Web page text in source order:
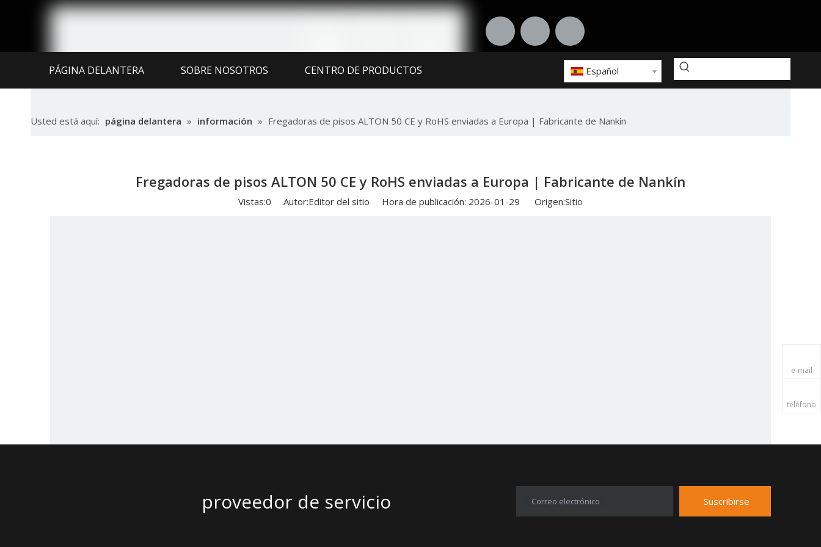
PÁGINA DELANTERA SOBRE NOSOTROS CENTRO DE PRODUCTOS Español
Usted está aquí: página delantera » información » Fregadoras de pisos ALTON 50 CE y RoHS enviadas a Europa | Fabricante de Nankín
Fregadoras de pisos ALTON 50 CE y RoHS enviadas a Europa | Fabricante de Nankín
Vistas:0 Autor:Editor del sitio Hora de publicación: 2026-01-29 Origen:Sitio
proveedor de servicio​​​​​​​​​​​​​​ Correo electrónico Suscribirse
e-mail
teléfono